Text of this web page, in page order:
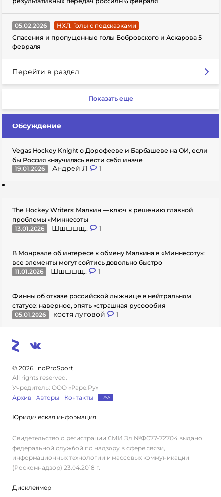
05.02.2026
НХЛ. Голы с подсказками
Спасения и пропущенные голы Бобровского и Аскарова 5
февраля
Перейти в раздел
Показать еще
Обсуждение
Vegas Hockey Knight о Дорофееве и Барбашеве на ОИ, если
бы Россия «научилась вести себя иначе
19.01.2026
Андрей Л 1
The Hockey Writers: Малкин — ключ к решению главной
проблемы «Миннесоты
13.01.2026
Шшшшщ.. 1
В Монреале об интересе к обмену Малкина в «Миннесоту»:
все элементы могут сойтись довольно быстро
11.01.2026
Шшшшщ.. 1
Финны об отказе российской лыжнице в нейтральном
статусе: наверное, опять «страшная русофобия
05.01.2026
костя луговой 1
© 2026. InoProSport
All rights reserved.
Учредитель: ООО «Раре.Ру»
Архив
Авторы Контакты RSS
Юридическая информация
Свидетельство о регистрации СМИ Эл №ФС77-72704 выдано
федеральной службой по надзору в сфере связи,
информационных технологий и массовых коммуникаций
(Роскомнадзор) 23.04.2018 г.
Дисклеймер